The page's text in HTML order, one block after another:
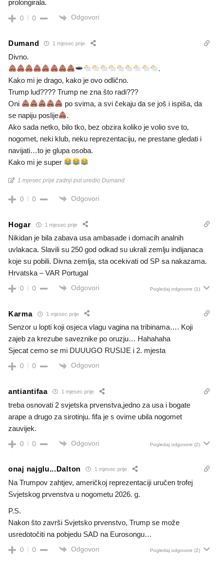
prolongirala.
0 0 Odgovori
Dumand 1 mjesec prije
Divno.
.
Kako mi je drago, kako je ovo odlično.
Trump lud???? Trump ne zna što radi???
Oni
po svima, a svi čekaju da se još i ispiša, da
se napiju poslije
.
Ako sada netko, bilo tko, bez obzira koliko je volio sve to,
nogomet, neki klub, neku reprezentaciju, ne prestane gledati i
navijati…to je glupa osoba.
Kako mi je super
1 mjesec prije zadnji put uredio Dumand
0 0 Odgovori
Hogar 1 mjesec prije
Nikidan je bila zabava usa ambasade i domacih analnih
uvlakaca. Slavili su 250 god odkad su ukrali zemlju indijanaca
koje su pobili. Divna zemlja, sta ocekivati od SP sa nakazama.
Hrvatska – VAR Portugal
0 0 Odgovori Pogledaj odgovore (1)
Karma 1 mjesec prije
Senzor u lopti koji osjeca vlagu vagina na tribinama…. Koji
zajeb za krezube saveznike po oruzju… Hahahaha
Sjecat cemo se mi DUUUGO RUSIJE i 2. mjesta
0 0 Odgovori
antiantifaa 1 mjesec prije
treba osnovati 2 svjetska prvenstva,jedno za usa i bogate
arape a drugo za sirotinju. fifa je s ovime ubila nogomet
zauvijek.
0 0 Odgovori Pogledaj odgovore (2)
onaj najglu...Dalton 1 mjesec prije
Na Trumpov zahtjev, američkoj reprezentaciji uručen trofej
Svjetskog prvenstva u nogometu 2026. g.
P.S.
Nakon što završi Svjetsko prvenstvo, Trump se može
usredotočiti na pobjedu SAD na Eurosongu…
0 0 Odgovori Pogledaj odgovore (2)